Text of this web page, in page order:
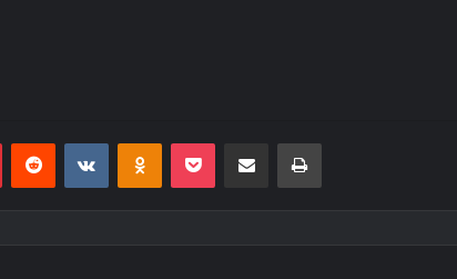
PinterestReddit VKontakteOdnoklassniki
Pocket E-Posta ile paylaş Yazdır